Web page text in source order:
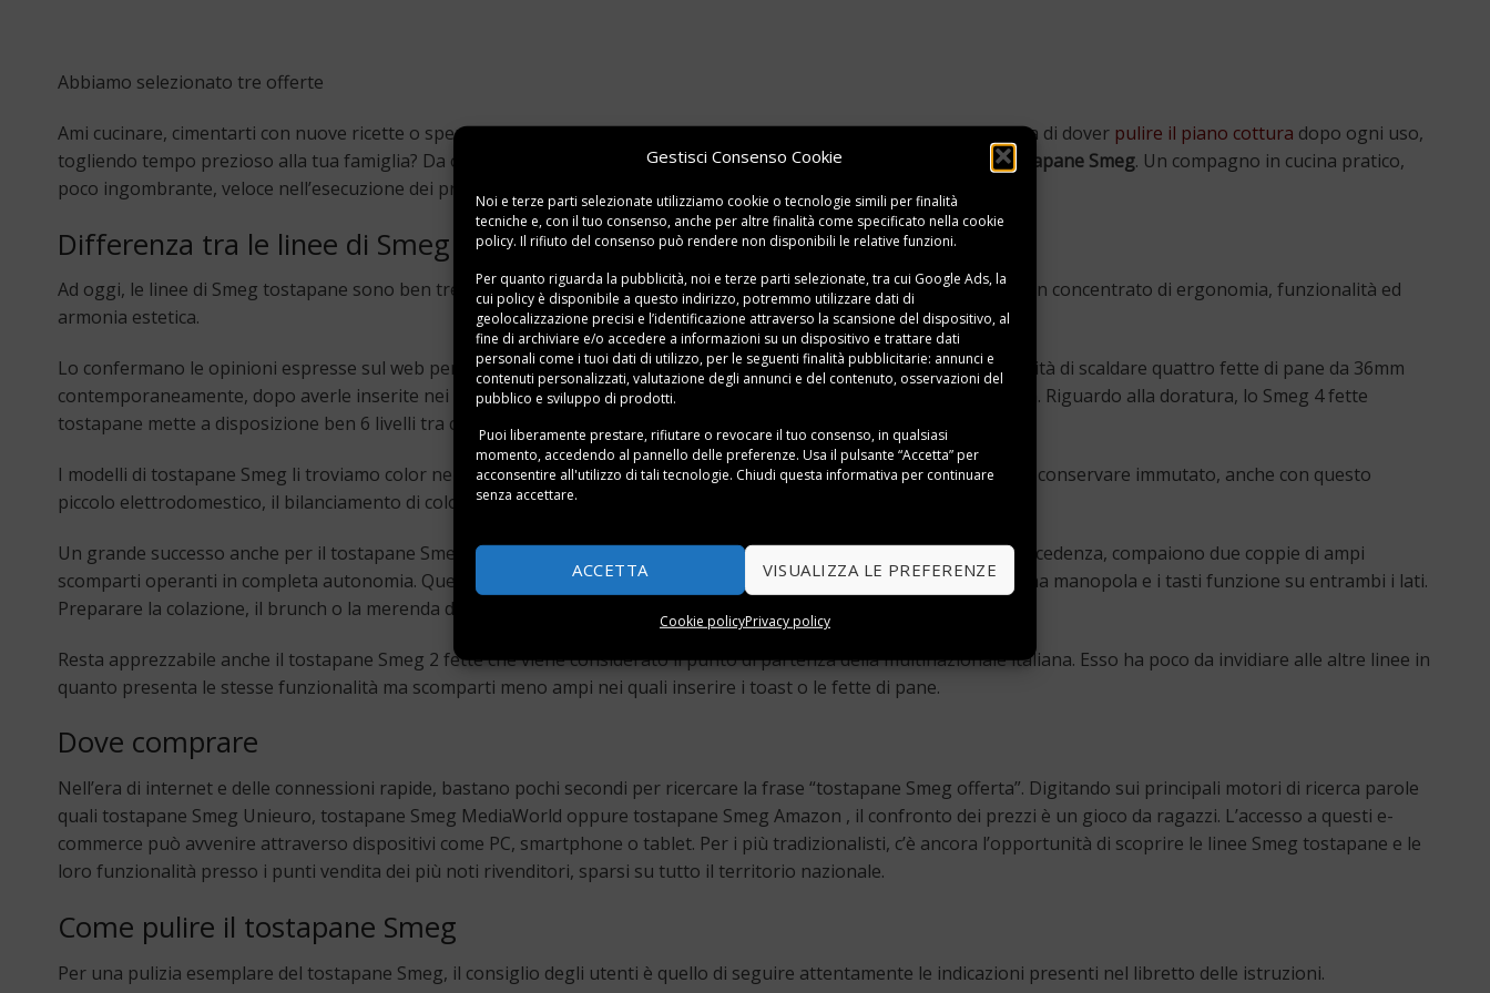
Gestisci Consenso Cookie
Noi e terze parti selezionate utilizziamo cookie o tecnologie simili per finalità
tecniche e, con il tuo consenso, anche per altre finalità come specificato nella cookie
policy. Il rifiuto del consenso può rendere non disponibili le relative funzioni.
Per quanto riguarda la pubblicità, noi e terze parti selezionate, tra cui Google Ads, la
cui policy è disponibile a questo indirizzo, potremmo utilizzare dati di
geolocalizzazione precisi e l’identificazione attraverso la scansione del dispositivo, al
fine di archiviare e/o accedere a informazioni su un dispositivo e trattare dati
personali come i tuoi dati di utilizzo, per le seguenti finalità pubblicitarie: annunci e
contenuti personalizzati, valutazione degli annunci e del contenuto, osservazioni del
pubblico e sviluppo di prodotti.
Puoi liberamente prestare, rifiutare o revocare il tuo consenso, in qualsiasi
momento, accedendo al pannello delle preferenze. Usa il pulsante “Accetta” per
acconsentire all'utilizzo di tali tecnologie. Chiudi questa informativa per continuare
senza accettare.
ACCETTA VISUALIZZA LE PREFERENZE
Cookie policyPrivacy policy
Abbiamo selezionato tre offerte
Ami cucinare, cimentarti con nuove ricette o sperimentare con quello che trovi nel frigo ma non sopporti proprio l’idea di dover pulire il piano cottura dopo ogni uso,
togliendo tempo prezioso alla tua famiglia? Da oggi, puoi dire finalmente addio alle briciole dappertutto grazie altostapane Smeg. Un compagno in cucina pratico,
poco ingombrante, veloce nell’esecuzione dei programmi e dal design moderno.
Differenza tra le linee di Smeg tostapane
Ad oggi, le linee di Smeg tostapane sono ben tre, al fine di venire incontro alle esigenze dei clienti. Ciascuna di esse è un concentrato di ergonomia, funzionalità ed
armonia estetica.
Lo confermano le opinioni espresse sul web per il tostapane Smeg 4 fette, chiamato così perché garantisce la possibilità di scaldare quattro fette di pane da 36mm
contemporaneamente, dopo averle inserite nei due scomparti. C’è anche l’opzione per lo scongelamento o la doratura. Riguardo alla doratura, lo Smeg 4 fette
tostapane mette a disposizione ben 6 livelli tra cui scegliere grazie alla manopola retroilluminata in stile anni 50’.
I modelli di tostapane Smeg li troviamo color nero, rosso bianco ma sono soltanto alcune delle tantissime tonalità per conservare immutato, anche con questo
piccolo elettrodomestico, il bilanciamento di colori nella zona giorno.
Un grande successo anche per il tostapane Smeg a 4 scomparti. Nello specifico, a differenza della linea descritta in precedenza, compaiono due coppie di ampi
scomparti operanti in completa autonomia. Questa volta, nella struttura in acciaio dell’elettrodomestico compaiono una manopola e i tasti funzione su entrambi i lati.
Preparare la colazione, il brunch o la merenda diviene molto meno impegnativo.
Resta apprezzabile anche il tostapane Smeg 2 fette che viene considerato il punto di partenza della multinazionale italiana. Esso ha poco da invidiare alle altre linee in
quanto presenta le stesse funzionalità ma scomparti meno ampi nei quali inserire i toast o le fette di pane.
Dove comprare
Nell’era di internet e delle connessioni rapide, bastano pochi secondi per ricercare la frase “tostapane Smeg offerta”. Digitando sui principali motori di ricerca parole
quali tostapane Smeg Unieuro, tostapane Smeg MediaWorld oppure tostapane Smeg Amazon , il confronto dei prezzi è un gioco da ragazzi. L’accesso a questi e-
commerce può avvenire attraverso dispositivi come PC, smartphone o tablet. Per i più tradizionalisti, c’è ancora l’opportunità di scoprire le linee Smeg tostapane e le
loro funzionalità presso i punti vendita dei più noti rivenditori, sparsi su tutto il territorio nazionale.
Come pulire il tostapane Smeg
Per una pulizia esemplare del tostapane Smeg, il consiglio degli utenti è quello di seguire attentamente le indicazioni presenti nel libretto delle istruzioni.